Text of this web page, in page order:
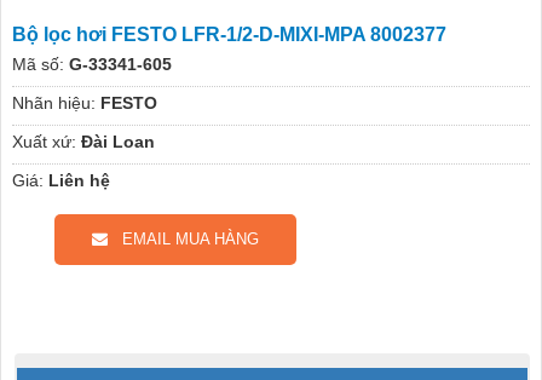
Bộ lọc hơi FESTO LFR-1/2-D-MIXI-MPA 8002377
Mã số: G-33341-605
Nhãn hiệu: FESTO
Xuất xứ: Đài Loan
Giá: Liên hệ
EMAIL MUA HÀNG